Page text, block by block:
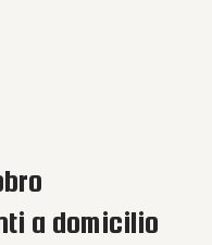
a domicilio